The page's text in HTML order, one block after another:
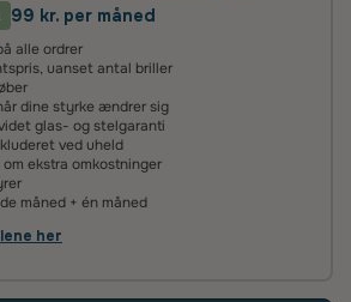
99 kr. per måned
alle ordrer
uanset antal briller
dine styrke ændrer sig
glas- og stelgaranti
ved uheld
ekstra omkostninger
måned + én måned
her
tid at vænne sig til nye brilleglas – især hvis
eller er flerstyrke med glidende
på alle vores brilleglas og stel. Det
ikke lever op til vores høje
eller udskifter vi dem helt uden